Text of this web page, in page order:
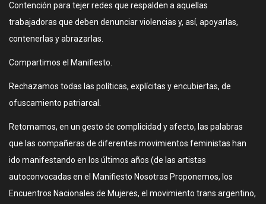
Contención para tejer redes que respalden a aquellas
trabajadoras que deben denunciar violencias y, así, apoyarlas,
contenerlas y abrazarlas.
Compartimos el Manifiesto.
Rechazamos todas las políticas, explícitas y encubiertas, de
ofuscamiento patriarcal.
Retomamos, en un gesto de complicidad y afecto, las palabras
que las compañeras de diferentes movimientos feministas han
ido manifestando en los últimos años (de las artistas
autoconvocadas en el Manifiesto Nosotras Proponemos, los
Encuentros Nacionales de Mujeres, el movimiento trans argentino,